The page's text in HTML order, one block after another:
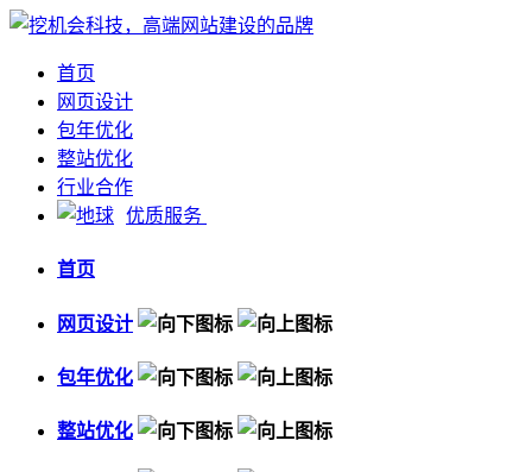
首页
网页设计
包年优化
整站优化
行业合作
优质服务
首页
网页设计
包年优化
整站优化